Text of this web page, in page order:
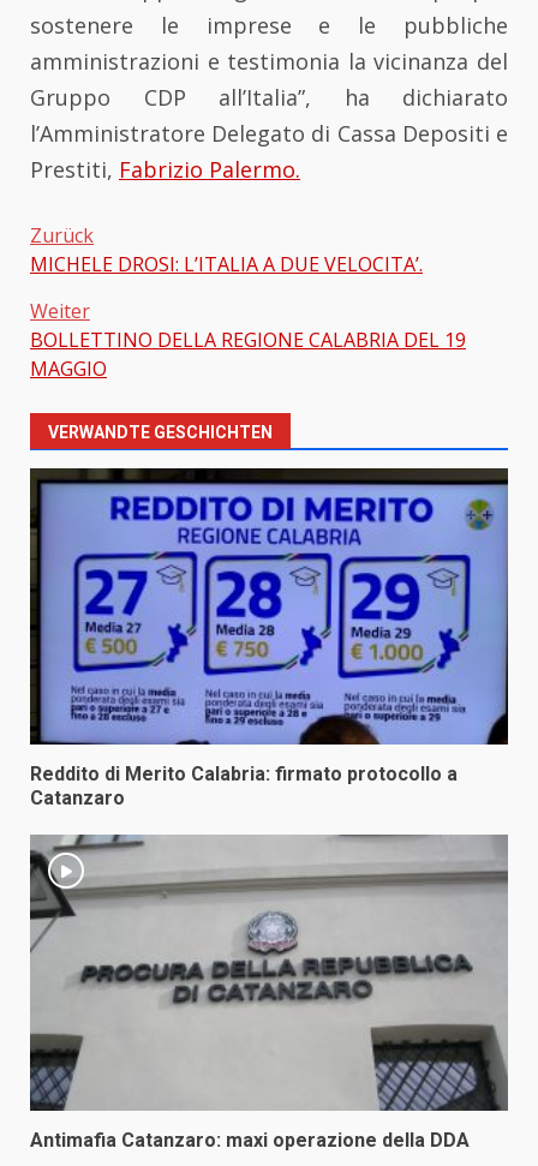
sostenere le imprese e le pubbliche
amministrazioni e testimonia la vicinanza del
Gruppo CDP all’Italia”, ha dichiarato
l’Amministratore Delegato di Cassa Depositi e
Prestiti, Fabrizio Palermo.
Beitragsnavigation
Zurück
MICHELE DROSI: L’ITALIA A DUE VELOCITA’.
Weiter
BOLLETTINO DELLA REGIONE CALABRIA DEL 19
MAGGIO
VERWANDTE GESCHICHTEN
Reddito di Merito Calabria: firmato protocollo a
Catanzaro
Antimafia Catanzaro: maxi operazione della DDA